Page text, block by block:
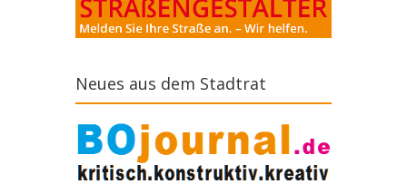
Neues aus dem Stadtrat